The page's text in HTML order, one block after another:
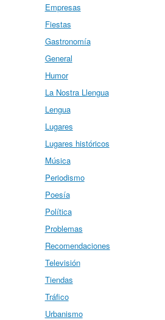
Empresas
Fiestas
Gastronomía
General
Humor
La Nostra Llengua
Lengua
Lugares
Lugares históricos
Música
Periodismo
Poesía
Política
Problemas
Recomendaciones
Televisión
Tiendas
Tráfico
Urbanismo